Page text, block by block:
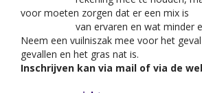
voor moeten zorgen dat er een mix is
van ervaren en wat minder
Neem een vuilniszak mee voor het
gevallen en het gras nat is.
Inschrijven kan via mail of via de